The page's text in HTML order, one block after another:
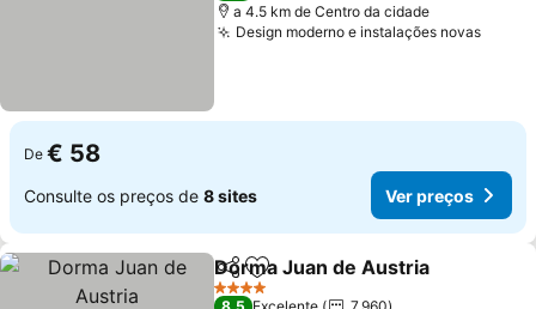
a 4.5 km de Centro da cidade
Design moderno e instalações novasVer
De € 58
Consulte os preços de 8 sites Ver preços
PartilharAdicionar aos favoritos
Dorma Juan de Austria
4 Estrelas